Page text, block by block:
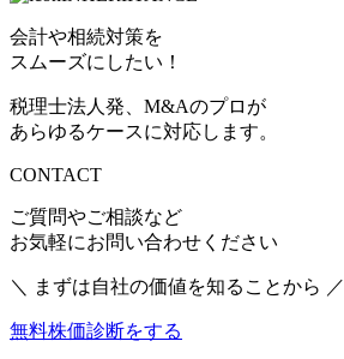
会計や相続対策を
スムーズにしたい！
税理士法人発、M&Aのプロが
あらゆるケースに対応します。
CONTACT
ご質問やご相談など
お気軽にお問い合わせください
＼ まずは自社の価値を知ることから ／
無料株価診断をする